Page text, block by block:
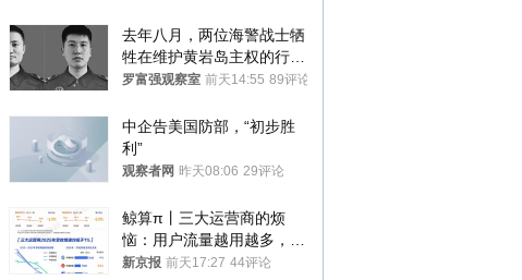
去年八月，两位海警战士牺
牲在维护黄岩岛主权的行动
中
罗富强观察室 前天14:55 89评论
中企告美国防部，“初步胜
利”
观察者网 昨天08:06 29评论
鲸算π丨三大运营商的烦
恼：用户流量越用越多，收
入却越来越少
新京报 前天17:27 44评论